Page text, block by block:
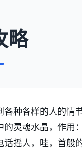
略
种各样的人的情
灵魂水晶，作用
摇人，哇，首般